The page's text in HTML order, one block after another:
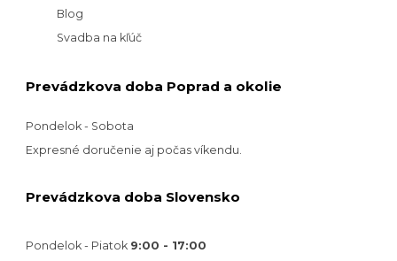
Blog
Svadba na kľúč
Prevádzkova doba Poprad a okolie
Pondelok - Sobota
Expresné doručenie aj počas víkendu.
Prevádzkova doba Slovensko
Pondelok - Piatok 9:00 - 17:00